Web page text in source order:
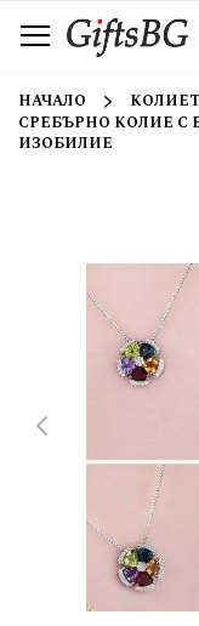
към
съдържанието
НАЧАЛО
СРЕБЪРНО КОЛИЕ
ИЗОБИЛИЕ